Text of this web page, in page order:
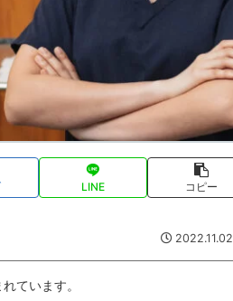
LINE コピー
2022.11.02
ています。